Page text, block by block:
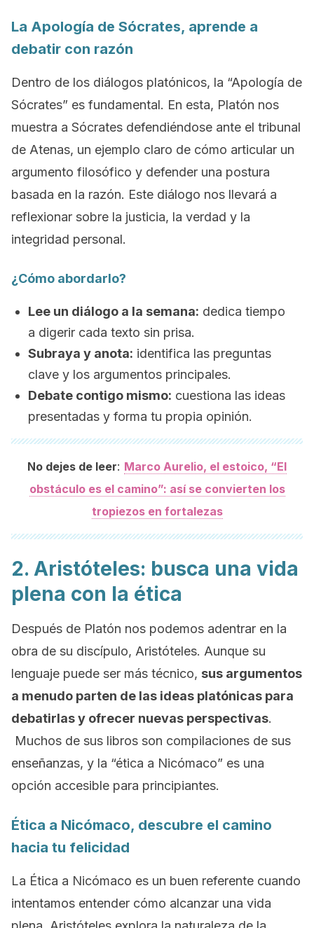
La Apología de Sócrates, aprende a
debatir con razón
Dentro de los diálogos platónicos, la “Apología de
Sócrates” es fundamental. En esta, Platón nos
muestra a Sócrates defendiéndose ante el tribunal
de Atenas, un ejemplo claro de cómo articular un
argumento filosófico y defender una postura
basada en la razón. Este diálogo nos llevará a
reflexionar sobre la justicia, la verdad y la
integridad personal.
¿Cómo abordarlo?
Lee un diálogo a la semana: dedica tiempo
a digerir cada texto sin prisa.
Subraya y anota: identifica las preguntas
clave y los argumentos principales.
Debate contigo mismo: cuestiona las ideas
presentadas y forma tu propia opinión.
No dejes de leer: Marco Aurelio, el estoico, “El
obstáculo es el camino”: así se convierten los
tropiezos en fortalezas
2. Aristóteles: busca una vida
plena con la ética
Después de Platón nos podemos adentrar en la
obra de su discípulo, Aristóteles. Aunque su
lenguaje puede ser más técnico, sus argumentos
a menudo parten de las ideas platónicas para
debatirlas y ofrecer nuevas perspectivas.
Muchos de sus libros son compilaciones de sus
enseñanzas, y la “ética a Nicómaco” es una
opción accesible para principiantes.
Ética a Nicómaco, descubre el camino
hacia tu felicidad
La Ética a Nicómaco es un buen referente cuando
intentamos entender cómo alcanzar una vida